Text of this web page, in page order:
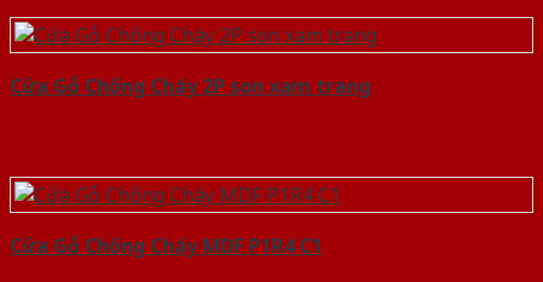
Cửa Gỗ Chống Cháy 2P son xam trang
Cửa Gỗ Chống Cháy MDF P1R4 C1